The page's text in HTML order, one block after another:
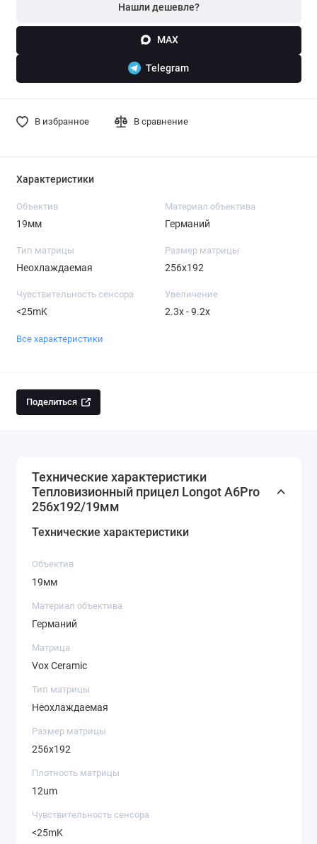
Нашли дешевле?
MAX
Telegram
В избранное В сравнение
Характеристики
Объектив
19мм
Материал объектива
Германий
Тип матрицы
Неохлаждаемая
Размер матрицы
256x192
Чувствительность сенсора
<25mK
Увеличение
2.3х - 9.2х
Все характеристики
Поделиться
Технические характеристики
Тепловизионный прицел Longot A6Pro
256x192/19мм
Технические характеристики
Объектив
19мм
Материал объектива
Германий
Матрица
Vox Ceramic
Тип матрицы
Неохлаждаемая
Размер матрицы
256x192
Плотность матрицы
12um
Чувствительность сенсора
<25mK